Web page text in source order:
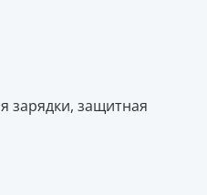
зарядки, защитная